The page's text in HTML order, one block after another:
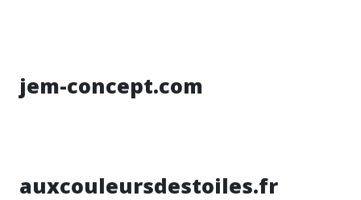
jem-concept.com
auxcouleursdestoiles.fr